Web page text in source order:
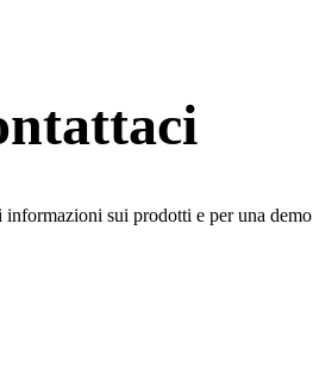
sui prodotti e per una demo